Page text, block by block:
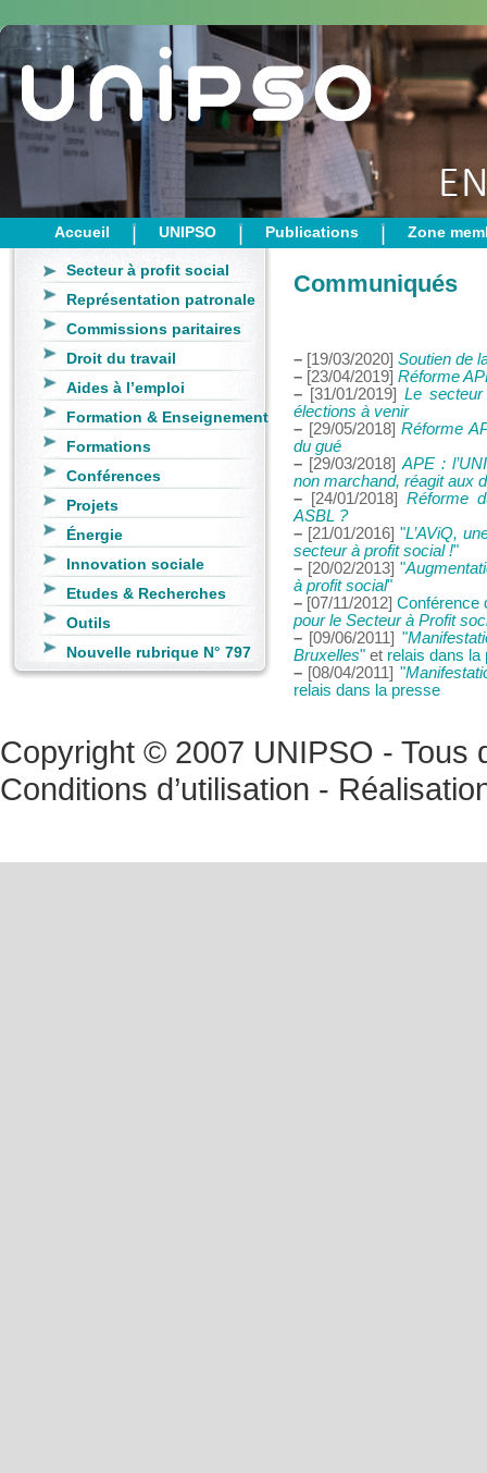
Accueil UNIPSO Publications Zone
Secteur à profit social
Représentation patronale
Commissions paritaires
Droit du travail
Aides à l’emploi
Formation & Enseignement
Formations
Conférences
Projets
Énergie
Innovation sociale
Etudes & Recherches
Outils
Nouvelle rubrique N° 797
Communiqués
– [19/03/2020] Soutien de
– [23/04/2019] Réforme
– [31/01/2019]Le
élections à venir
– [29/05/2018]Réforme
du gué
– [29/03/2018] APE :
non marchand, réagit aux
– [24/01/2018] Réforme
ASBL ?
– [21/01/2016] "L’AViQ,
secteur à profit social !"
– [20/02/2013] "
à profit social"
– [07/11/2012] Conférence
pour le Secteur à Profit
– [09/06/2011] "
Bruxelles" et relais dans la
– [08/04/2011] "
relais dans la presse
Copyright © 2007 UNIPSO - Tous
Conditions d’utilisation -